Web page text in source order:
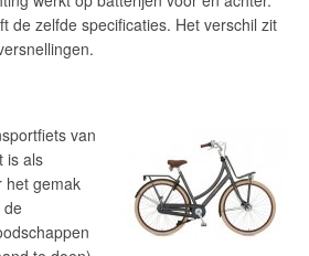
de zelfde specificaties. Het verschil zit
van
is als
het gemak
de